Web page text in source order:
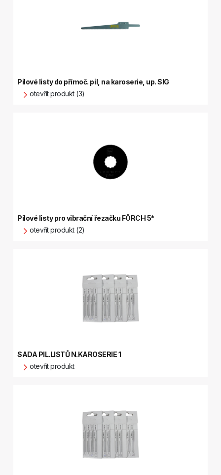
Pilové listy do přímoč. pil, na karoserie, up. SIG
otevřít produkt (3)
Pilové listy pro vibrační řezačku FÖRCH 5*
otevřít produkt (2)
SADA PIL.LISTŮ N.KAROSERIE 1
otevřít produkt